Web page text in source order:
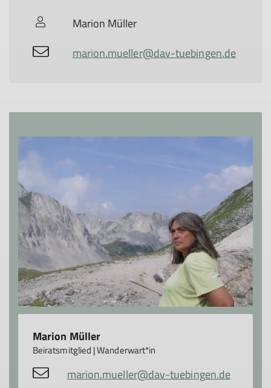
Marion Müller
marion.mueller@dav-tuebingen.de
Marion Müller
Beiratsmitglied | Wanderwart*in
marion.mueller@dav-tuebingen.de